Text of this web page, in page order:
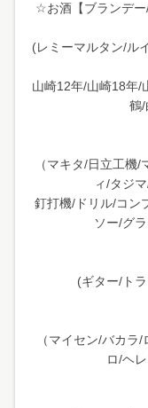
☆お酒【ブランデ
(レミーマルタン/ル
山崎12年/山崎18年/
鶴/
（マキタ/日立工機
ィ/タジ
釘打機/ドリル/コン
ソー/グ
(ギター/ト
（マイセン/バカラ
ロ/ヘ